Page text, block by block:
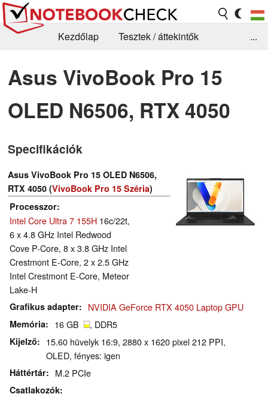
Kezdőlap
Tesztek / áttekintők
Könyvtár
Kapcsolat
...
Asus VivoBook Pro 15
OLED N6506, RTX 4050
Specifikációk
Asus VivoBook Pro 15 OLED N6506,
RTX 4050 (VivoBook Pro 15 Széria)
Processzor
Intel Core Ultra 7 155H 16c/22t,
6 x 4.8 GHz Intel Redwood
Cove P-Core, 8 x 3.8 GHz Intel
Crestmont E-Core, 2 x 2.5 GHz
Intel Crestmont E-Core, Meteor
Lake-H
Grafikus adapter NVIDIA GeForce RTX 4050 Laptop GPU
Memória 16 GB , DDR5
Kijelző
15.60 hüvelyk 16:9, 2880 x 1620 pixel 212 PPI,
OLED, fényes: igen
Háttértár M.2 PCIe
Csatlakozók